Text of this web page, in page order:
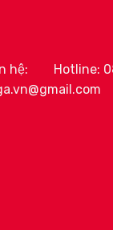
hệ:
Hotline: